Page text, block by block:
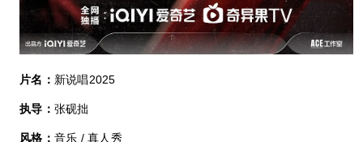
片名： 新说唱2025
执导： 张砚拙
风格： 音乐 / 真人秀